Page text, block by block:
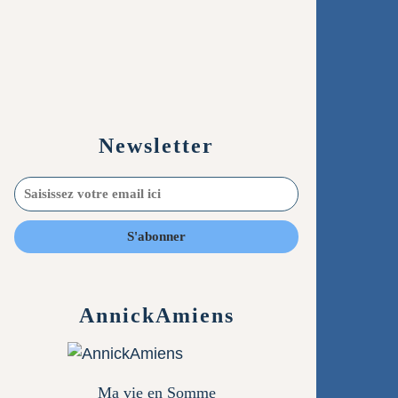
Newsletter
AnnickAmiens
Ma vie en Somme